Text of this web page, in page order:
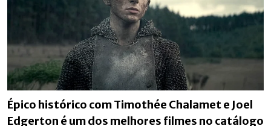
Épico histórico com Timothée Chalamet e Joel
Edgerton é um dos melhores filmes no catálogo